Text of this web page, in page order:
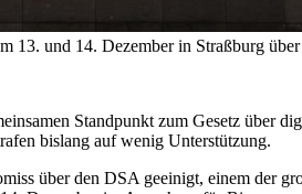
und 14. Dezember in Straßburg
Standpunkt zum Gesetz
bislang auf wenig Unterstützung.
über den DSA geeinigt, einem der